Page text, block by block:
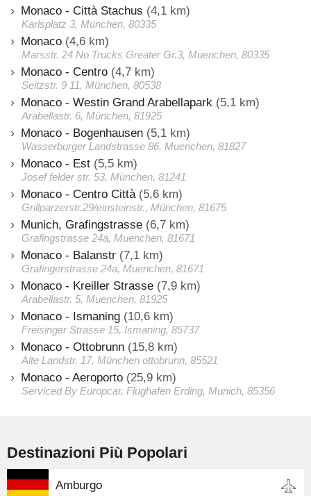
Monaco - Città Stachus (4,1 km)
Karlsplatz 3, München, 80335
Monaco (4,6 km)
Marsstr. 24 No Trucks Greater Gr.3, Muenchen, 80335
Monaco - Centro (4,7 km)
Seitzstr. 9 11, München, 80538
Monaco - Westin Grand Arabellapark (5,1 km)
Arabellastr. 6, München, 81925
Monaco - Bogenhausen (5,1 km)
Wasserburger Landstrasse 86, Muenchen, 81827
Monaco - Est (5,5 km)
Josef felder str. 53, München, 81241
Monaco - Centro Città (5,6 km)
Grillparzerstr.29/einsteinstr., München, 81675
Munich, Grafingstrasse (6,7 km)
Grafingstrasse 24a, Muenchen, 81671
Monaco - Balanstr (7,1 km)
Grafingerstrasse 24a, Muenchen, 81671
Monaco - Kreiller Strasse (7,9 km)
Arabellastr. 5, Muenchen, 81925
Monaco - Ismaning (10,6 km)
Freisinger Strasse 15, Ismaning, 85737
Monaco - Ottobrunn (15,8 km)
Alte Landstr. 17, München ottobrunn, 85521
Monaco - Aeroporto (25,9 km)
Serviced By Europcar, Flughafen Erding, Munich, 85356
Destinazioni Più Popolari
Amburgo